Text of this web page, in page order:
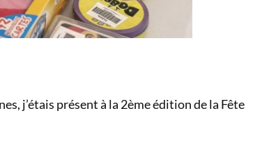
j’étais présent à la 2ème édition de la Fête